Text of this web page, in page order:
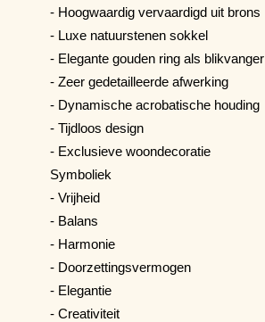
- Hoogwaardig vervaardigd uit brons
- Luxe natuurstenen sokkel
- Elegante gouden ring als blikvanger
- Zeer gedetailleerde afwerking
- Dynamische acrobatische houding
- Tijdloos design
- Exclusieve woondecoratie
Symboliek
- Vrijheid
- Balans
- Harmonie
- Doorzettingsvermogen
- Elegantie
- Creativiteit